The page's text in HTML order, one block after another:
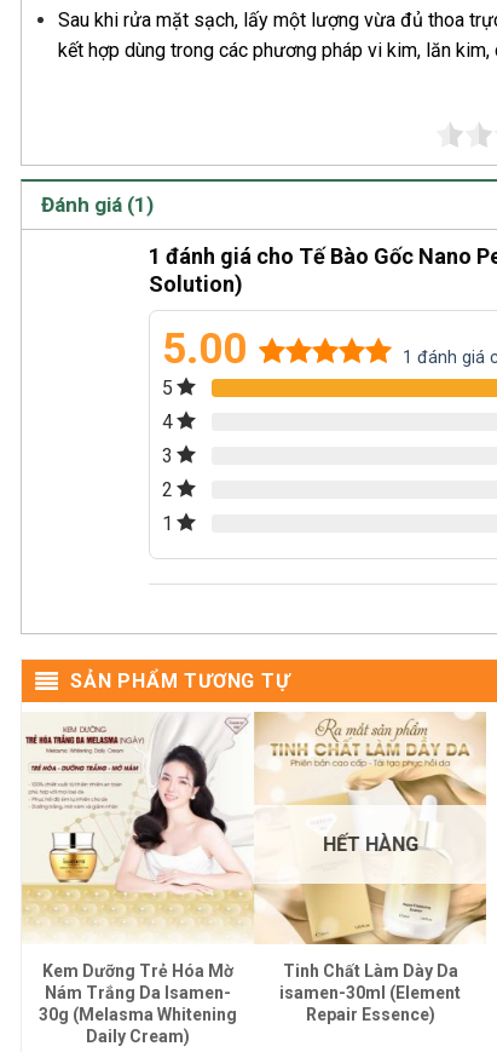
Sau khi rửa mặt sạch, lấy một lượng vừa đủ thoa
kết hợp dùng trong các phương pháp vi kim, lăn
Đánh giá (1)
1 đánh giá cho Tế Bào Gốc Nano
Solution)
5.00 1 đánh giá
5
4
3
2
1
SẢN PHẨM TƯƠNG TỰ
Kem Dưỡng Trẻ Hóa Mờ
Nám Trắng Da Isamen-
30g (Melasma Whitening
Daily Cream)
HẾT HÀNG
Tinh Chất Làm Dày Da
isamen-30ml (Element
Repair Essence)